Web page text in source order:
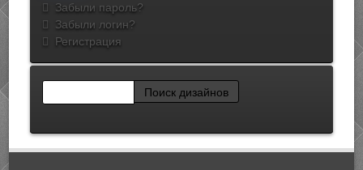
Забыли пароль?
Забыли логин?
Регистрация